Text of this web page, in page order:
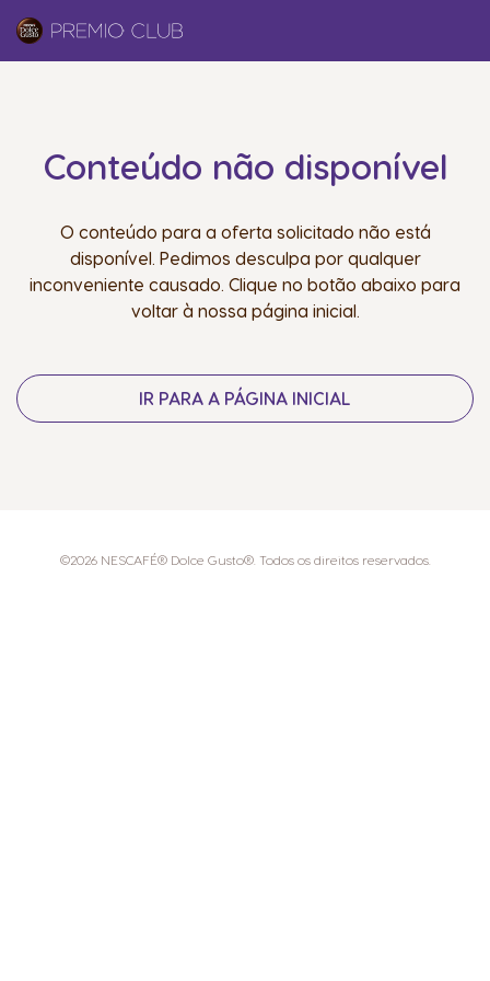
Conteúdo não disponível
O conteúdo para a oferta solicitado não está
disponível. Pedimos desculpa por qualquer
inconveniente causado. Clique no botão abaixo para
voltar à nossa página inicial.
IR PARA A PÁGINA INICIAL
©2026 NESCAFÉ® Dolce Gusto®. Todos os direitos reservados.